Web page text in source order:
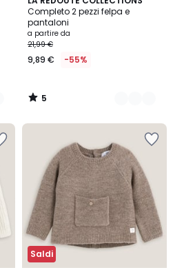
Completo 2 pezzi felpa e
pantaloni
a partire da
21,99 €
9,89 € -55%
/
5
Colori
5
/
Saldi